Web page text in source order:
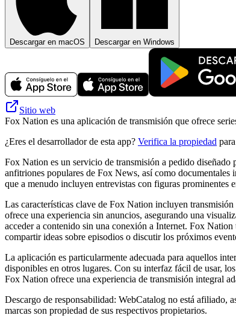
Descargar en macOS Descargar en Windows
Sitio web
Fox Nation es una aplicación de transmisión que ofrece
¿Eres el desarrollador de esta app? Verifica la propiedad
Fox Nation es un servicio de transmisión a pedido diseñado
anfitriones populares de Fox News, así como documentales
que a menudo incluyen entrevistas con figuras prominentes
Las características clave de Fox Nation incluyen
ofrece una experiencia sin anuncios, asegurando una
acceder a contenido sin una conexión a Internet. Fox
compartir ideas sobre episodios o discutir los próximos
La aplicación es particularmente adecuada para aquellos
disponibles en otros lugares. Con su interfaz fácil de usar,
Fox Nation ofrece una experiencia de transmisión integral
Descargo de responsabilidad: WebCatalog no está
marcas son propiedad de sus respectivos propietarios.